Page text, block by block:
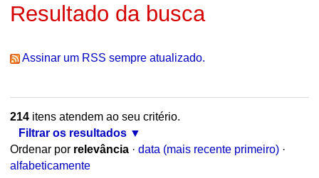
Resultado da busca
Assinar um RSS sempre atualizado.
214itens atendem ao seu critério.
Filtrar os resultados
Ordenar por relevância · data (mais recente primeiro) ·
alfabeticamente